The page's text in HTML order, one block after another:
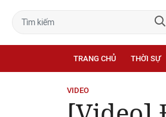
TRANG CHỦ THỜI SỰ
VIDEO